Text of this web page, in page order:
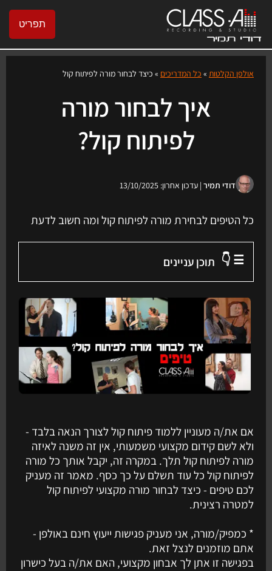
תפריט
אולפן הקלטות » כל המדריכים » כיצד לבחור מורה לפיתוח קול
איך לבחור מורה
לפיתוח קול?
דודי תמיר | עדכון אחרון: 13/10/2025
כל הטיפים לבחירת מורה לפיתוח קול ומה חשוב לדעת
☰ 👇 תוכן עניינים
אם את/ה מעוניין ללמוד פיתוח קול לצורך הנאה בלבד -
ולא לשם קידום מקצועי משמעותי, אין זה משנה לאיזה
מורה לפיתוח קול תלך. במקרה זה, יקבל אותך כל מורה
לפיתוח קול כל עוד תשלם על כך כסף. מאמר זה מעניק
לכם טיפים - כיצד לבחור מורה מקצועי לפיתוח קול
למטרה רצינית.
* כמפיק/מורה, אני מעניק פגישות ייעוץ חינם באולפן -
אתם מוזמנים לנצל זאת.
בפגישה זו אתן לך אבחון מקצועי, האם את/ה בעל כישרון